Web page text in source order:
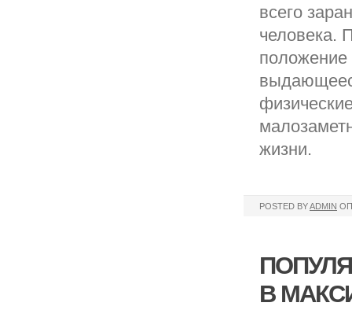
всего
человека.
положение
жизни.
POSTED BYADMIN
В